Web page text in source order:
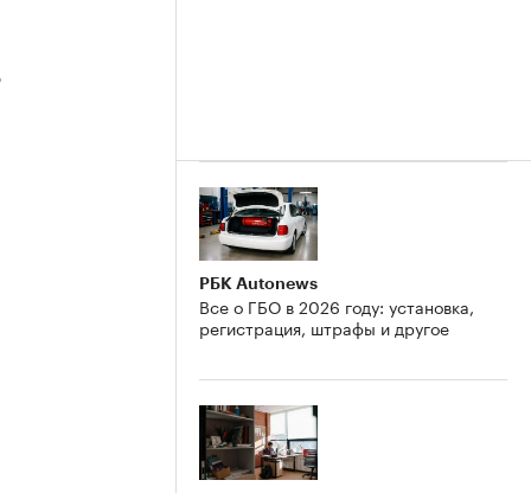
РБК Autonews
Все о ГБО в 2026 году: установка,
регистрация, штрафы и другое